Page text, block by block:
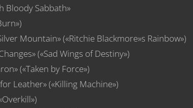
Bloody Sabbath»
Mountain» («Ritchie Blackmore»s Rainbow»)
(«Sad Wings of Destiny»)
(«Taken by Force»)
Leather» («Killing Machine»)